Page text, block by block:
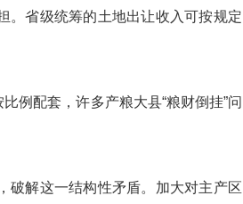
。省级统筹的土地出让收入可按规定
例配套，许多产粮大县“粮财倒挂”问
破解这一结构性矛盾。加大对主产区